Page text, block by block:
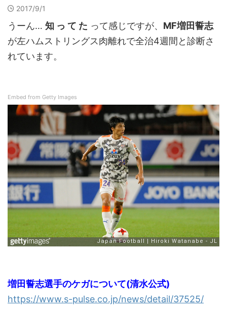
2017/9/1
うーん… 知 っ て た って感じですが、 MF増田誓志
が左ハムストリングス肉離れで全治4週間と診断さ
れています。
Embed from Getty Images
増田誓志選手のケガについて(清水公式)
https://www.s-pulse.co.jp/news/detail/37525/